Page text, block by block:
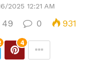
2025 12:21 AM
49 0 931
4